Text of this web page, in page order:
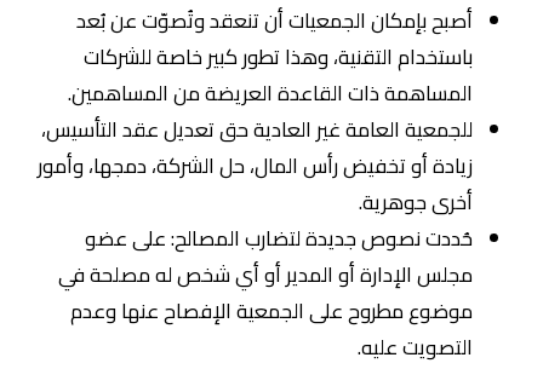
أصبح بإمكان الجمعيات أن تنعقد وتُصوّت عن بُعد
باستخدام التقنية، وهذا تطور كبير خاصة للشركات
المساهمة ذات القاعدة العريضة من المساهمين.
للجمعية العامة غير العادية حق تعديل عقد التأسيس،
زيادة أو تخفيض رأس المال، حل الشركة، دمجها، وأمور
أخرى جوهرية.
حُددت نصوص جديدة لتضارب المصالح: على عضو
مجلس الإدارة أو المدير أو أي شخص له مصلحة في
موضوع مطروح على الجمعية الإفصاح عنها وعدم
التصويت عليه.